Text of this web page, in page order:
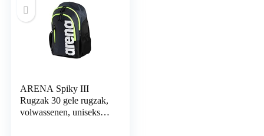
ARENA Spiky III
Rugzak 30 gele rugzak,
volwassenen, uniseks,